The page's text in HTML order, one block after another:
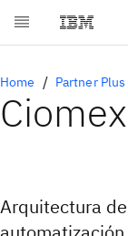
Home Partner Plus
Ciomex
Arquitectura